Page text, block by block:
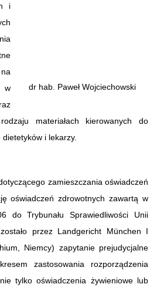
dr hab. Paweł Wojciechowski
i
w
materiałach kierowanych do
i lekarzy.
zamieszczania oświadczeń
oświadczeń zdrowotnych zawartą w
do Trybunału Sprawiedliwości Unii
przez Landgericht München I
Niemcy) zapytanie prejudycjalne
zastosowania rozporządzenia
tylko oświadczenia żywieniowe lub